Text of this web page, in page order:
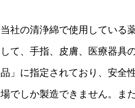
当社の清浄綿で使用している
して、手指、皮膚、医療器具
品」に指定されており、安全
場でしか製造できません。ま